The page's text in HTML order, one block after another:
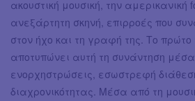
ακουστική μουσική, την αμερικανική
ανεξάρτητη σκηνή, επιρροές που
στον ήχο και τη γραφή της. Το πρώτο
αποτυπώνει αυτή τη συνάντηση
ενορχηστρώσεις, εσωστρεφή
διαχρονικότητας. Μέσα από τη